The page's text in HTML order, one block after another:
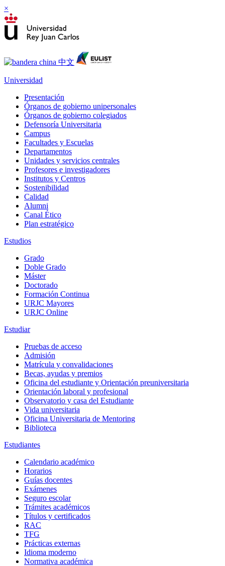
×
Universidad
Presentación
Órganos de gobierno unipersonales
Órganos de gobierno colegiados
Defensoría Universitaria
Campus
Facultades y Escuelas
Departamentos
Unidades y servicios centrales
Profesores e investigadores
Institutos y Centros
Sostenibilidad
Calidad
Alumni
Canal Ético
Plan estratégico
Estudios
Grado
Doble Grado
Máster
Doctorado
Formación Continua
URJC Mayores
URJC Online
Estudiar
Pruebas de acceso
Admisión
Matrícula y convalidaciones
Becas, ayudas y premios
Oficina del estudiante y Orientación preuniversitaria
Orientación laboral y profesional
Observatorio y casa del Estudiante
Vida universitaria
Oficina Universitaria de Mentoring
Biblioteca
Estudiantes
Calendario académico
Horarios
Guías docentes
Exámenes
Seguro escolar
Trámites académicos
Títulos y certificados
RAC
TFG
Prácticas externas
Idioma moderno
Normativa académica